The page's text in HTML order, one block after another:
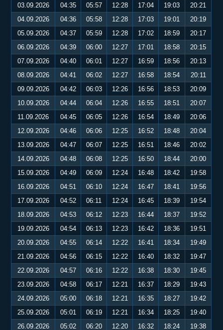
03.09.2026
04:35 05:57 12:28 17:04 19:03
20:21
04.09.2026
04:36 05:58 12:28 17:03 19:01
20:19
05.09.2026
04:37 05:59 12:28 17:02 18:59
20:17
06.09.2026
04:39 06:00 12:27 17:01 18:58
20:15
07.09.2026
04:40 06:01 12:27 16:59 18:56
20:13
08.09.2026
04:41 06:02 12:27 16:58 18:54
20:11
09.09.2026
04:42 06:03 12:26 16:56 18:53
20:09
10.09.2026
04:44 06:04 12:26 16:55 18:51
20:07
11.09.2026
04:45 06:05 12:26 16:54 18:49
20:06
12.09.2026
04:46 06:06 12:25 16:52 18:48
20:04
13.09.2026
04:47 06:07 12:25 16:51 18:46
20:02
14.09.2026
04:48 06:08 12:25 16:50 18:44
20:00
15.09.2026
04:49 06:09 12:24 16:48 18:42
19:58
16.09.2026
04:51 06:10 12:24 16:47 18:41
19:56
17.09.2026
04:52 06:11 12:24 16:45 18:39
19:54
18.09.2026
04:53 06:12 12:23 16:44 18:37
19:52
19.09.2026
04:54 06:13 12:23 16:42 18:36
19:51
20.09.2026
04:55 06:14 12:22 16:41 18:34
19:49
21.09.2026
04:56 06:15 12:22 16:40 18:32
19:47
22.09.2026
04:57 06:16 12:22 16:38 18:30
19:45
23.09.2026
04:58 06:17 12:21 16:37 18:29
19:43
24.09.2026
05:00 06:18 12:21 16:35 18:27
19:42
25.09.2026
05:01 06:19 12:21 16:34 18:25
19:40
26.09.2026
05:02 06:20 12:20 16:32 18:24
19:38